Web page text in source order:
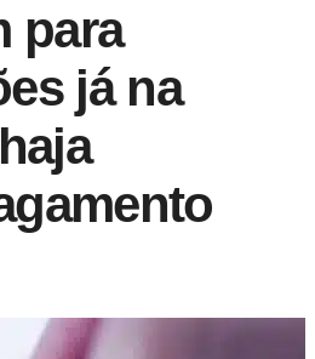
para
já na